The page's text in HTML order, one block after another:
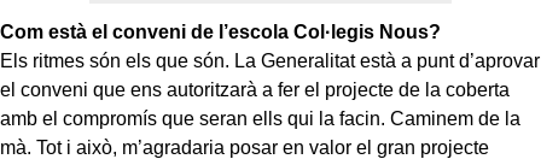
Com està el conveni de l’escola Col·legis Nous?
Els ritmes són els que són. La Generalitat està a punt d’aprovar
el conveni que ens autoritzarà a fer el projecte de la coberta
amb el compromís que seran ells qui la facin. Caminem de la
mà. Tot i això, m’agradaria posar en valor el gran projecte